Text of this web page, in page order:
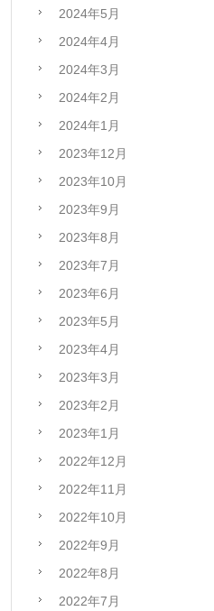
2024年5月
2024年4月
2024年3月
2024年2月
2024年1月
2023年12月
2023年10月
2023年9月
2023年8月
2023年7月
2023年6月
2023年5月
2023年4月
2023年3月
2023年2月
2023年1月
2022年12月
2022年11月
2022年10月
2022年9月
2022年8月
2022年7月